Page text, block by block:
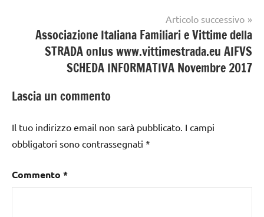
Articolo successivo
Associazione Italiana Familiari e Vittime della
STRADA onlus www.vittimestrada.eu AIFVS
SCHEDA INFORMATIVA Novembre 2017
Lascia un commento
Il tuo indirizzo email non sarà pubblicato. I campi
obbligatori sono contrassegnati *
Commento *